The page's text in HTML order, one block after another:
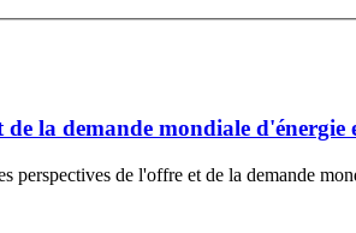
de la demande mondiale
perspectives de l'offre et de la demande